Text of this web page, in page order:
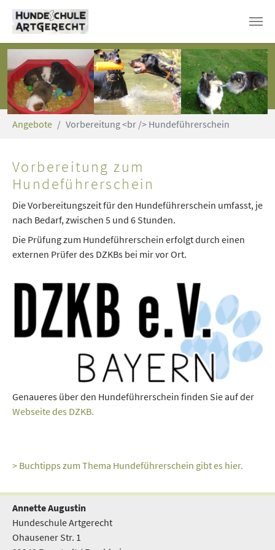
Skip to main content
You are here:
Angebote Vorbereitung <br /> Hundeführerschein
Vorbereitung zum
Hundeführerschein
Die Vorbereitungszeit für den Hundeführerschein umfasst, je
nach Bedarf, zwischen 5 und 6 Stunden.
Die Prüfung zum Hundeführerschein erfolgt durch einen
externen Prüfer des DZKBs bei mir vor Ort.
Genaueres über den Hundeführerschein finden Sie auf der
Webseite des DZKB.
> Buchtipps zum Thema Hundeführerschein gibt es hier.
Annette Augustin
Hundeschule Artgerecht
Ohausener Str. 1